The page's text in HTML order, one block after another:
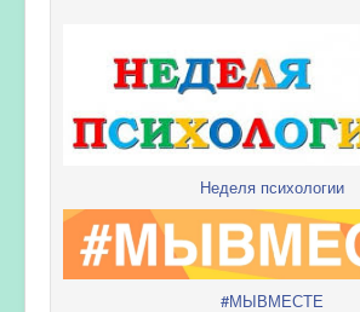
Неделя психологии
#МЫВМЕСТЕ